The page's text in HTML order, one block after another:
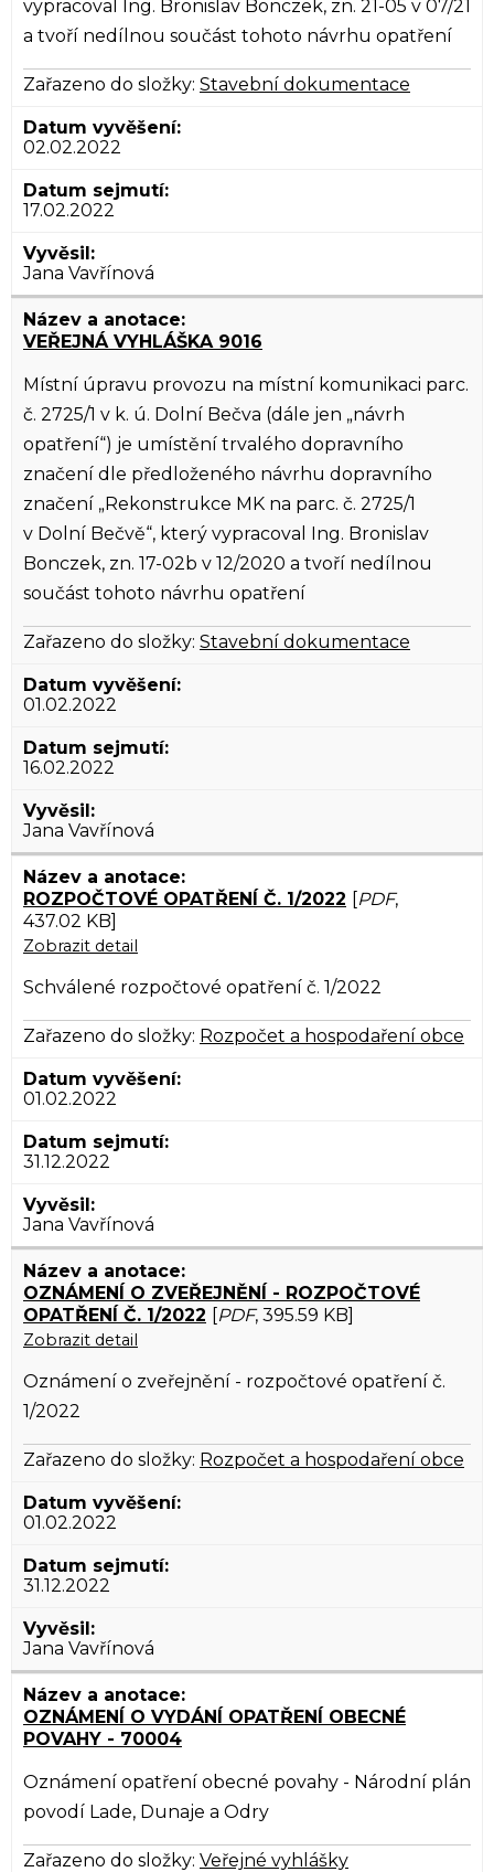
vypracoval Ing. Bronislav Bonczek, zn. 21-05 v 07/21
a tvoří nedílnou součást tohoto návrhu opatření
Zařazeno do složky: Stavební dokumentace
02.02.2022
17.02.2022
Jana Vavřínová
VEŘEJNÁ VYHLÁŠKA 9016
Místní úpravu provozu na místní komunikaci parc.
č. 2725/1 v k. ú. Dolní Bečva (dále jen „návrh
opatření“) je umístění trvalého dopravního
značení dle předloženého návrhu dopravního
značení „Rekonstrukce MK na parc. č. 2725/1
v Dolní Bečvě“, který vypracoval Ing. Bronislav
Bonczek, zn. 17-02b v 12/2020 a tvoří nedílnou
součást tohoto návrhu opatření
Zařazeno do složky: Stavební dokumentace
01.02.2022
16.02.2022
Jana Vavřínová
ROZPOČTOVÉ OPATŘENÍ Č. 1/2022 [PDF,
437.02 KB]
Zobrazit detail
Schválené rozpočtové opatření č. 1/2022
Zařazeno do složky: Rozpočet a hospodaření obce
01.02.2022
31.12.2022
Jana Vavřínová
OZNÁMENÍ O ZVEŘEJNĚNÍ - ROZPOČTOVÉ
OPATŘENÍ Č. 1/2022 [PDF, 395.59 KB]
Zobrazit detail
Oznámení o zveřejnění - rozpočtové opatření č.
1/2022
Zařazeno do složky: Rozpočet a hospodaření obce
01.02.2022
31.12.2022
Jana Vavřínová
OZNÁMENÍ O VYDÁNÍ OPATŘENÍ OBECNÉ
POVAHY - 70004
Oznámení opatření obecné povahy - Národní plán
povodí Lade, Dunaje a Odry
Zařazeno do složky: Veřejné vyhlášky